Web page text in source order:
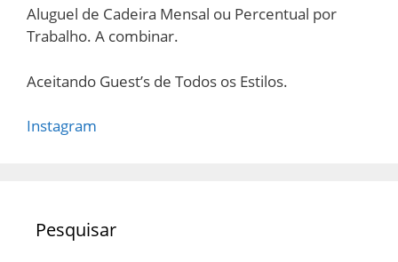
Aluguel de Cadeira Mensal ou Percentual por
Trabalho. A combinar.
Aceitando Guest’s de Todos os Estilos.
Instagram
Pesquisar